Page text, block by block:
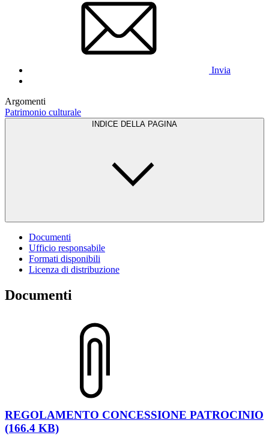
Invia
Argomenti
Patrimonio culturale
INDICE DELLA PAGINA
Documenti
Ufficio responsabile
Formati disponibili
Licenza di distribuzione
Documenti
REGOLAMENTO CONCESSIONE PATROCINIO
(166.4 KB)